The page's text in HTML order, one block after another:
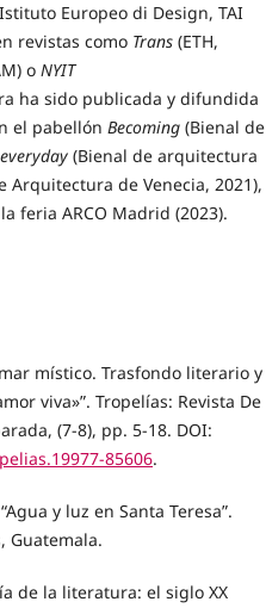
Europeo di Design, TAI
revistas como Trans (ETH,
o NYIT
ha sido publicada y difundida
el pabellón Becoming (Bienal de
(Bienal de arquitectura
Arquitectura de Venecia, 2021),
feria ARCO Madrid (2023).
místico. Trasfondo literario y
viva»”. Tropelías: Revista De
(7-8), pp. 5-18. DOI:
85606.
y luz en Santa Teresa”.
Guatemala.
de la literatura: el siglo XX